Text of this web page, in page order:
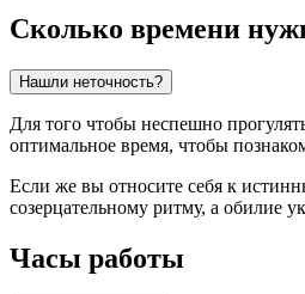
Сколько времени
Нашли неточность?
Для того чтобы неспешно
оптимальное время, чтобы
Если же вы относите себя к
созерцательному ритму, а обилие
Часы работы